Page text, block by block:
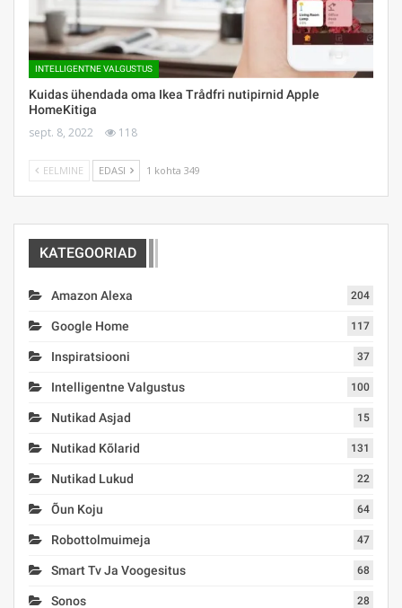
INTELLIGENTNE VALGUSTUS
Kuidas ühendada oma Ikea Trådfri nutipirnid Apple
HomeKitiga
sept. 8, 2022 118
EELMINE EDASI 1 kohta 349
KATEGOORIAD
Amazon Alexa 204
Google Home 117
Inspiratsiooni 37
Intelligentne Valgustus 100
Nutikad Asjad 15
Nutikad Kõlarid 131
Nutikad Lukud 22
Õun Koju 64
Robottolmuimeja 47
Smart Tv Ja Voogesitus 68
Sonos 28